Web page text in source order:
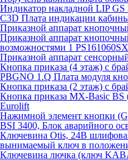
Индикатор накладной LIP
C3D Плата индикации
Приказной аппарат
Приказной аппарат
возможностями 1
Приказной аппарат
Кнопка приказа (4 этаж) с
PBGNO 1.Q Плата модуля
Кнопка приказа (2 этаж) с
Кнопка приказа MX-Basic BS
Eurolift
Нажимной элемент кнопки
BSI 3400, Блок аварийного
Ключевина Otis, 24В
вынимаемый ключ в
Ключевина лючка (ключ